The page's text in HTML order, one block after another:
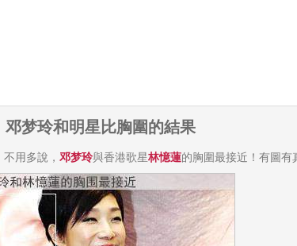
邓梦玲和明星比胸圍的結果
不用多說， 邓梦玲與香港歌星林憶蓮的胸圍最接近！有圖有